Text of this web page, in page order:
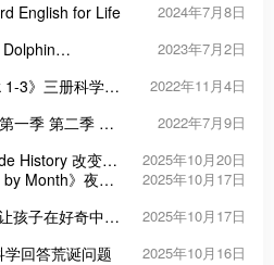
English for Life 2024年7月8日
2023年7月2日
1-3》三册科学启
2022年11月4日
一季 第二季 第
2022年7月9日
History 改变世
2025年10月20日
by Month》夜空
2025年10月17日
孩子在好奇中爱
2025年10月17日
回答荒诞问题 2025年10月16日